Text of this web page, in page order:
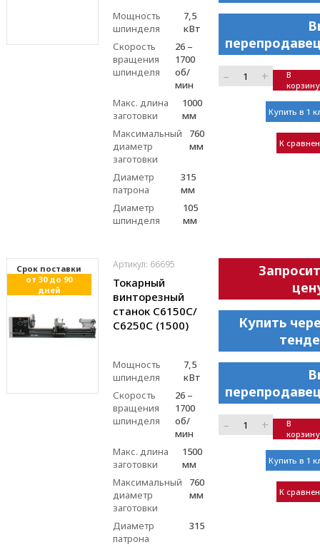
Мощность
шпинделя
7,5
кВт
Скорость
вращения
шпинделя
26 –
1700
об/
мин
Макс. длина
заготовки
1000
мм
Максимальный
диаметр
заготовки
760
мм
Диаметр
патрона
315
мм
Диаметр
шпинделя
105
мм
– +
В
корзину
Купить в 1
К
Cрок поставки
от 30 до 90
дней
Артикул: 66695
Токарный
винторезный
станок С6150C/
С6250C (1500)
Мощность
шпинделя
7,5
кВт
Скорость
вращения
шпинделя
26 –
1700
об/
мин
Макс. длина
заготовки
1500
мм
Максимальный
диаметр
заготовки
760
мм
Диаметр
патрона
315
Купить
– +
В
корзину
Купить в 1
К